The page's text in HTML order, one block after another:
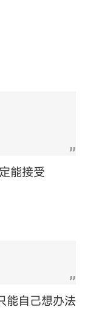
能接受
能自己想办法